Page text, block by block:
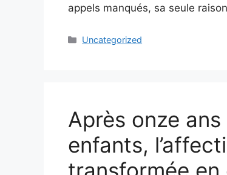
appels manqués, sa seule
Categories
Uncategorized
Après onze
enfants,